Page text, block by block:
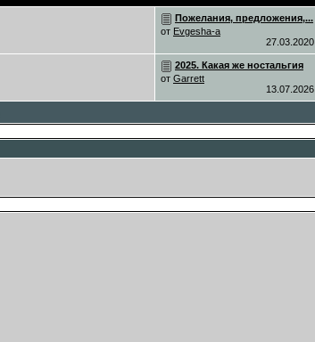
Пожелания, предложения,...
от Evgesha-a
27.03.2020
2025. Какая же ностальгия
от Garrett
13.07.2026